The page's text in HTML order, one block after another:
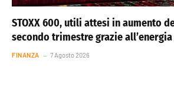
STOXX 600, utili attesi in aumento
secondo trimestre grazie all’energia
FINANZA 7 Agosto 2026